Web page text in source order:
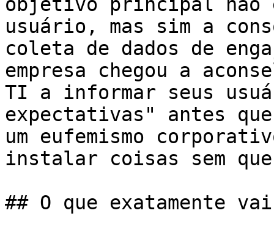
usuário, mas sim a
coleta de dados de
empresa chegou a
TI a informar seus
expectativas" antes
um eufemismo
instalar coisas sem
## O que exatamente